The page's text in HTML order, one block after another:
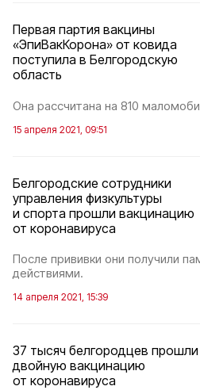
Первая партия вакцины
«ЭпиВакКорона» от ковида
поступила в Белгородскую
область
Она рассчитана на 810
15 апреля 2021, 09:51
Белгородские сотрудники
управления физкультуры
и спорта прошли вакцинацию
от коронавируса
После прививки они получили
действиями.
14 апреля 2021, 15:39
37 тысяч белгородцев прошли
двойную вакцинацию
от коронавируса